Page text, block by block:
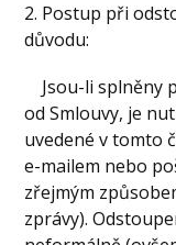
2. Postup při
důvodu:
Jsou-li splněny
od Smlouvy, je
uvedené v tomto
e-mailem nebo
zřejmým
zprávy).